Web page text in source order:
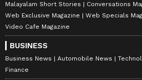
Malayalam Short Stories
Conversations
Web Exclusive Magazine
Web Specials
Video Cafe Magazine
BUSINESS
Business News Automobile News
Finance